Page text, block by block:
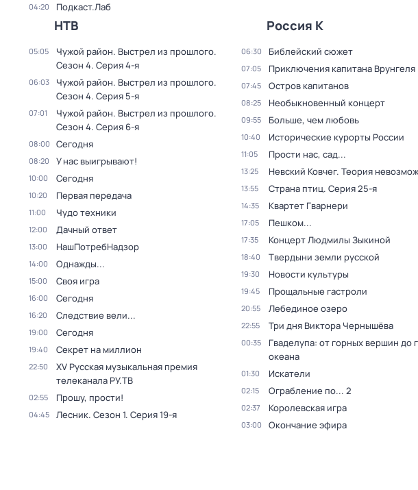
04:20 Подкаст.Лаб
НТВ
05:05 Чужой район. Выстрел из прошлого.
Сезон 4. Серия 4-я
06:03 Чужой район. Выстрел из прошлого.
Сезон 4. Серия 5-я
07:01 Чужой район. Выстрел из прошлого.
Сезон 4. Серия 6-я
08:00 Сегодня
08:20 У нас выигрывают!
10:00 Сегодня
10:20 Первая передача
11:00 Чудо техники
12:00 Дачный ответ
13:00 НашПотребНадзор
14:00 Однажды...
15:00 Своя игра
16:00 Сегодня
16:20 Следствие вели...
19:00 Сегодня
19:40 Секрет на миллион
22:50
XV Русская музыкальная премия
телеканала РУ.ТВ
02:55 Прошу, прости!
04:45 Лесник. Сезон 1. Серия 19-я
Россия К
06:30 Библейский сюжет
07:05 Приключения капитана Врунгеля
07:45 Остров капитанов
08:25 Необыкновенный концерт
09:55 Больше, чем любовь
10:40 Исторические курорты России
11:05 Прости нас, сад...
13:25 Невский Ковчег. Теория
13:55 Страна птиц. Серия 25-я
14:35 Квартет Гварнери
17:05 Пешком...
17:35 Концерт Людмилы Зыкиной
18:40 Твердыни земли русской
19:30 Новости культуры
19:45 Прощальные гастроли
20:55 Лебединое озеро
22:55 Три дня Виктора Чернышёва
00:35
Гваделупа: от горных вершин до
океана
01:30 Искатели
02:15 Ограбление по... 2
02:37 Королевская игра
03:00 Окончание эфира